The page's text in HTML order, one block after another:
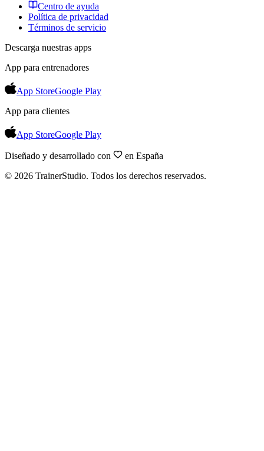
Centro de ayuda
Política de privacidad
Términos de servicio
Descarga nuestras apps
App para entrenadores
App StoreGoogle Play
App para clientes
App StoreGoogle Play
Diseñado y desarrollado con
en España
© 2026 TrainerStudio. Todos los derechos reservados.